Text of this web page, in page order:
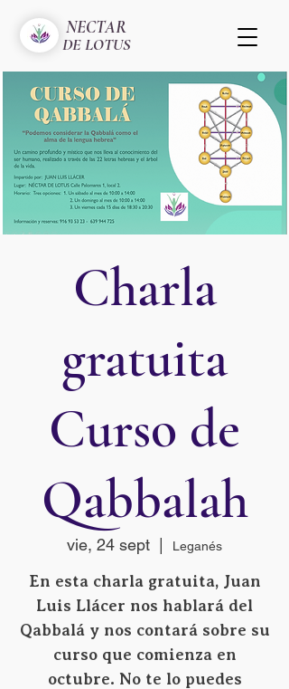
NECTAR
DE LOTUS
Charla
gratuita
Curso de
Qabbalah
vie, 24 sept Leganés
En esta charla gratuita, Juan
Luis Llácer nos hablará del
Qabbalá y nos contará sobre su
curso que comienza en
octubre. No te lo puedes